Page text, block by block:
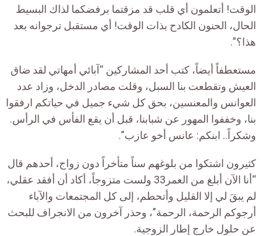
الوقت! أتعلمون أي قلب قد مزقتما برفضكما لذاك البسيط
الحال، الحنون الكادح بذات الوقت! أي مستقبل ترجوانه بعد
هذا؟”.
مستعطفاً أيضاً، كتب أحد المشاركين “آبائي أمهاتي لقد ضاق
العيش وتقطعت بنا السبل، وقلت مصادر الدخل، وزاد عدد
العوانس والمعنسين، بحق كل شيء جميل في حياتكم ارفقوا
بنا، وخففوا المهور عن شبابنا، قبل أن يقع الفأس في الرأس.
وشكراً.. ابنكم: عانس أخو عازب”.
كثيرون اشتكوا من بلوغهم سناً متأخراً دون زواج، أحدهم قال
“أنا الآن أبلغ من العمر33 ولست متزوجاً، أكاد أن أفقد عقلي،
لم يبقَ لي إلا القليل وأتحطم، إلى كل المجتمعات والآباء
أرجوكم الرحمة، الرحمة”، وحذر آخرون من الانجراف للبحث
عن حلول خارج إطار الزوجية.